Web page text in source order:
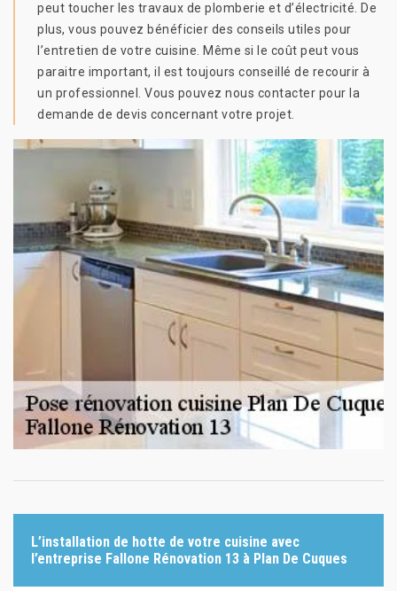
peut toucher les travaux de plomberie et d’électricité. De
plus, vous pouvez bénéficier des conseils utiles pour
l’entretien de votre cuisine. Même si le coût peut vous
paraitre important, il est toujours conseillé de recourir à
un professionnel. Vous pouvez nous contacter pour la
demande de devis concernant votre projet.
L’installation de hotte de votre cuisine avec
l’entreprise Fallone Rénovation 13 à Plan De Cuques